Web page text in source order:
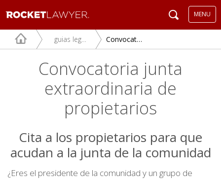
MENU
guias legales Convocatoria junta extraordinaria de propietarios
Convocatoria junta
extraordinaria de
propietarios
Cita a los propietarios para que
acudan a la junta de la comunidad
¿Eres el presidente de la comunidad y un grupo de